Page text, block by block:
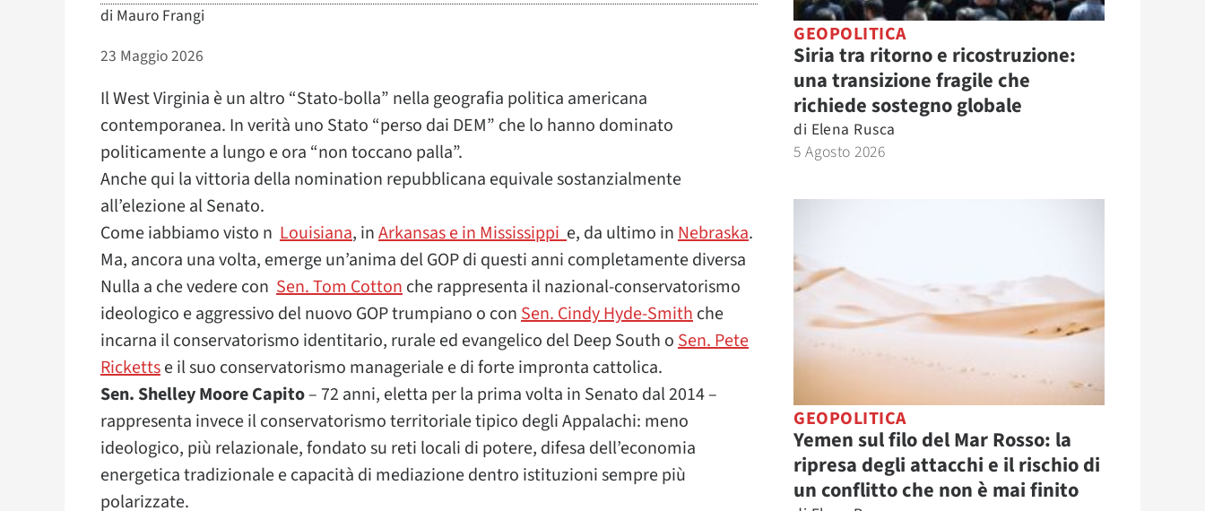
di Mauro Frangi
23 Maggio 2026
Il West Virginia è un altro “Stato-bolla” nella geografia politica americana
contemporanea. In verità uno Stato “perso dai DEM” che lo hanno dominato
politicamente a lungo e ora “non toccano palla”.
Anche qui la vittoria della nomination repubblicana equivale sostanzialmente
all’elezione al Senato.
Come iabbiamo visto n Louisiana, inArkansas e in Mississippie, da ultimo inNebraska.
Ma, ancora una volta, emerge un’anima del GOP di questi anni completamente diversa
Nulla a che vedere con Sen. Tom Cottonche rappresenta il nazional-conservatorismo
ideologico e aggressivo del nuovo GOP trumpiano o conSen. Cindy Hyde-Smithche
incarna il conservatorismo identitario, rurale ed evangelico del Deep South oSen. Pete
Rickettse il suo conservatorismo manageriale e di forte impronta cattolica.
Sen. Shelley Moore Capito– 72 anni, eletta per la prima volta in Senato dal 2014 –
rappresenta invece il conservatorismo territoriale tipico degli Appalachi: meno
ideologico, più relazionale, fondato su reti locali di potere, difesa dell’economia
energetica tradizionale e capacità di mediazione dentro istituzioni sempre più
polarizzate.
GEOPOLITICA
Siria tra ritorno e ricostruzione:
una transizione fragile che
richiede sostegno globale
di Elena Rusca
5 Agosto 2026
GEOPOLITICA
Yemen sul filo del Mar Rosso: la
ripresa degli attacchi e il rischio di
un conflitto che non è mai finito